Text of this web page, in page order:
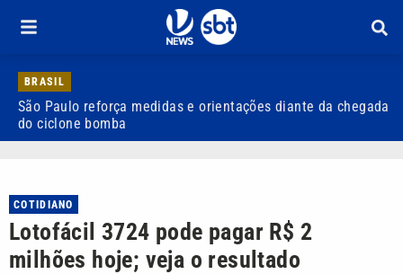
BRASIL
São Paulo reforça medidas e orientações diante da chegada
do ciclone bomba
COTIDIANO
Lotofácil 3724 pode pagar R$ 2
milhões hoje; veja o resultado